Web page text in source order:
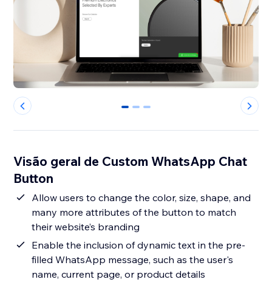
0 1 2
Visão geral de Custom WhatsApp Chat
Button
Allow users to change the color, size, shape, and
many more attributes of the button to match
their website’s branding
Enable the inclusion of dynamic text in the pre-
filled WhatsApp message, such as the user's
name, current page, or product details